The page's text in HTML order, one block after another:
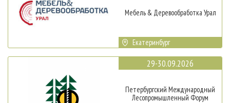
Мебель & Деревообработка Урал
Екатеринбург
29-30.09.2026
Петербургский Международный
Лесопромышленный Форум